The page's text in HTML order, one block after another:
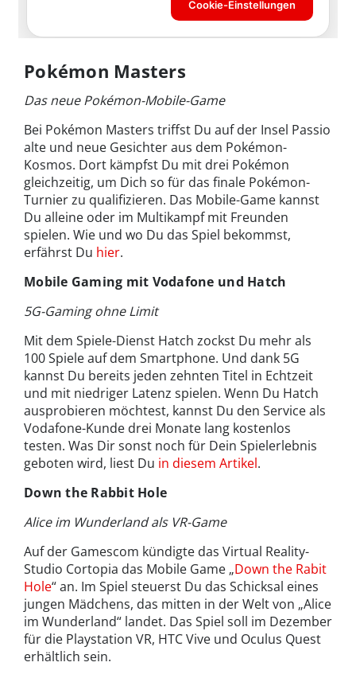
Pokémon Masters
Das neue Pokémon-Mobile-Game
Bei Pokémon Masters triffst Du auf der Insel Passio
alte und neue Gesichter aus dem Pokémon-
Kosmos. Dort kämpfst Du mit drei Pokémon
gleichzeitig, um Dich so für das finale Pokémon-
Turnier zu qualifizieren. Das Mobile-Game kannst
Du alleine oder im Multikampf mit Freunden
spielen. Wie und wo Du das Spiel bekommst,
erfährst Du hier.
Mobile Gaming mit Vodafone und Hatch
5G-Gaming ohne Limit
Mit dem Spiele-Dienst Hatch zockst Du mehr als
100 Spiele auf dem Smartphone. Und dank 5G
kannst Du bereits jeden zehnten Titel in Echtzeit
und mit niedriger Latenz spielen. Wenn Du Hatch
ausprobieren möchtest, kannst Du den Service als
Vodafone-Kunde drei Monate lang kostenlos
testen. Was Dir sonst noch für Dein Spielerlebnis
geboten wird, liest Du in diesem Artikel.
Down the Rabbit Hole
Alice im Wunderland als VR-Game
Auf der Gamescom kündigte das Virtual Reality-
Studio Cortopia das Mobile Game „Down the Rabit
Hole“ an. Im Spiel steuerst Du das Schicksal eines
jungen Mädchens, das mitten in der Welt von „Alice
im Wunderland“ landet. Das Spiel soll im Dezember
für die Playstation VR, HTC Vive und Oculus Quest
erhältlich sein.